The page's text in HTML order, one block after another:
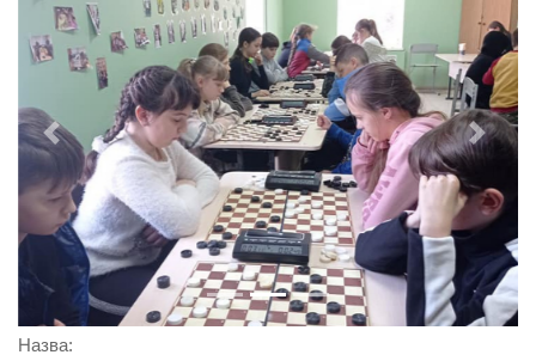
Previous Next
Назва: